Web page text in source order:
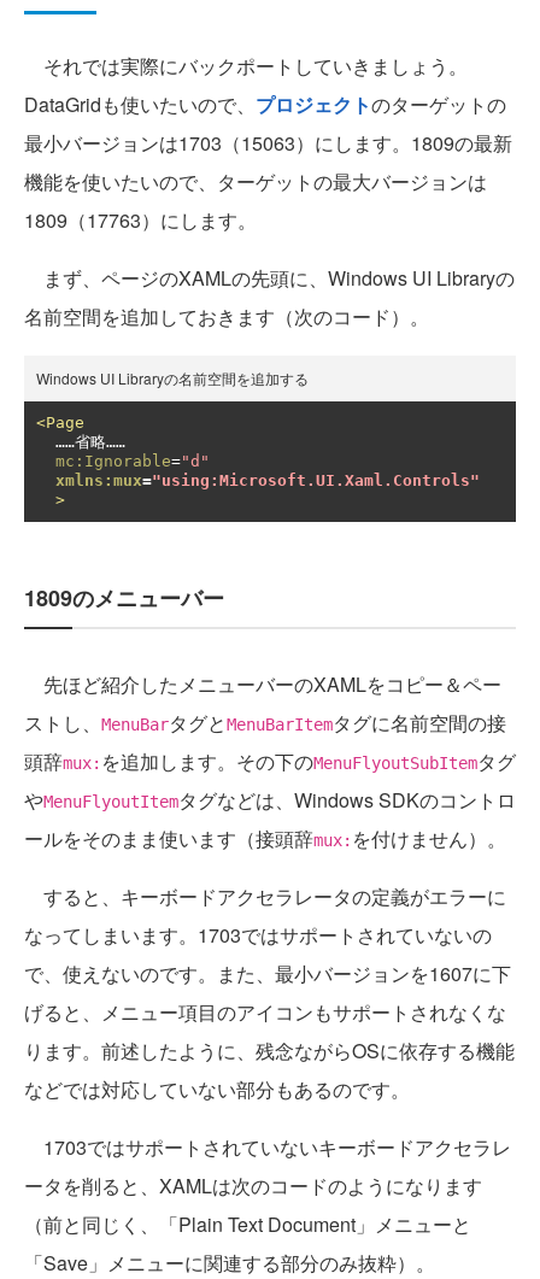
それでは実際にバックポートしていきましょう。
DataGridも使いたいので、 プロジェクトのターゲットの
最小バージョンは1703（15063）にします。1809の最新
機能を使いたいので、ターゲットの最大バージョンは
1809（17763）にします。
まず、ページのXAMLの先頭に、Windows UI Libraryの
名前空間を追加しておきます（次のコード）。
Windows UI Libraryの名前空間を追加する
<Page
mc:Ignorable="d"
xmlns:mux="using:Microsoft.UI.Xaml.Controls"
>
1809のメニューバー
先ほど紹介したメニューバーのXAMLをコピー＆ペー
ストし、
MenuBarタグとMenuBarItemタグに名前空間の接
頭辞mux: を追加します。その下のMenuFlyoutSubItemタグ
やMenuFlyoutItemタグなどは、Windows SDKのコントロ
ールをそのまま使います（接頭辞mux: を付けません）。
すると、キーボードアクセラレータの定義がエラーに
なってしまいます。1703ではサポートされていないの
で、使えないのです。また、最小バージョンを1607に下
げると、メニュー項目のアイコンもサポートされなくな
ります。前述したように、残念ながらOSに依存する機能
などでは対応していない部分もあるのです。
1703ではサポートされていないキーボードアクセラレ
ータを削ると、XAMLは次のコードのようになります
（前と同じく、「Plain Text Document」メニューと
「Save」メニューに関連する部分のみ抜粋）。